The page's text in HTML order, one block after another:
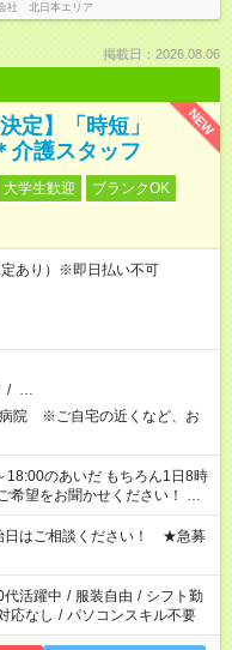
社 北日本エリア
掲載日：2026.08.06
NEW
定】「時短」
介護スタッフ
大学生歓迎
ブランクOK
あり）※即日払い不可
/ …
病院 ※ご自宅の近くなど、お
のあいだ もちろん1日8時
望をお聞かせください！ ※
す
日はご相談ください！ ★急募
代活躍中 / 服装自由 / シフト勤
応なし / パソコンスキル不要